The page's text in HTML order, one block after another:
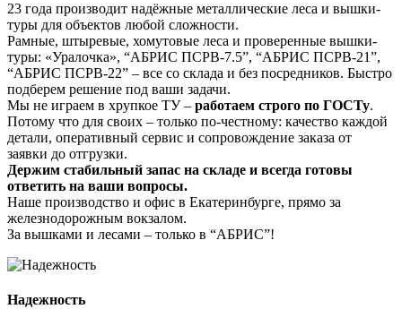
23 года производит надёжные металлические леса и вышки-
туры для объектов любой сложности.
Рамные, штыревые, хомутовые леса и проверенные вышки-
туры: «Уралочка», “АБРИС ПСРВ-7.5”, “АБРИС ПСРВ-21”,
“АБРИС ПСРВ-22” – все со склада и без посредников. Быстро
подберем решение под ваши задачи.
Мы не играем в хрупкое ТУ – работаем строго по ГОСТу.
Потому что для своих – только по-честному: качество каждой
детали, оперативный сервис и сопровождение заказа от
заявки до отгрузки.
Держим стабильный запас на складе и всегда готовы
ответить на ваши вопросы.
Наше производство и офис в Екатеринбурге, прямо за
железнодорожным вокзалом.
За вышками и лесами – только в “АБРИС”!
Надежность